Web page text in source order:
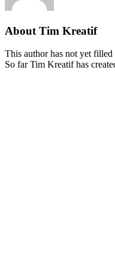
About Tim Kreatif
This author has not yet filled
So far Tim Kreatif has